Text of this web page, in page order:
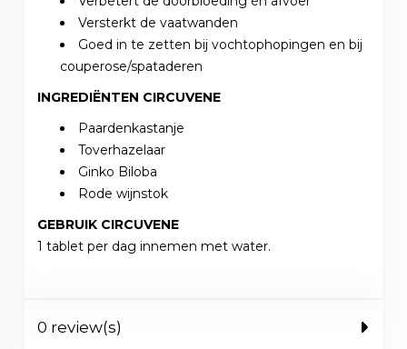
Versterkt de vaatwanden
Goed in te zetten bij vochtophopingen en bij
couperose/spataderen
INGREDIËNTEN CIRCUVENE
Paardenkastanje
Toverhazelaar
Ginko Biloba
Rode wijnstok
GEBRUIK CIRCUVENE
1 tablet per dag innemen met water.
0 review(s)